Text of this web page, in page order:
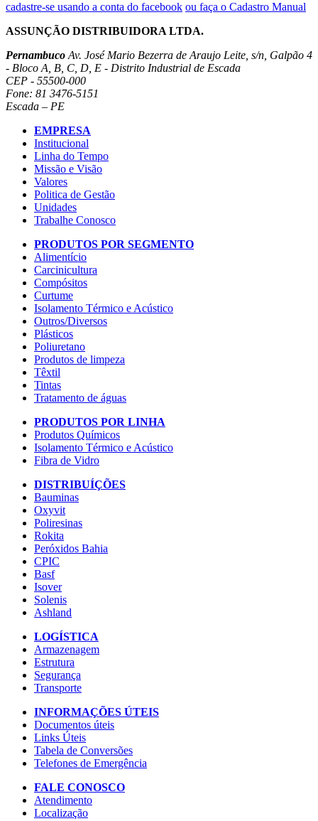
cadastre-se usando a conta do facebook ou faça o Cadastro Manual
ASSUNÇÃO DISTRIBUIDORA LTDA.
Pernambuco Av. José Mario Bezerra de Araujo Leite, s/n, Galpão 4
- Bloco A, B, C, D, E - Distrito Industrial de Escada
CEP - 55500-000
Fone: 81 3476-5151
Escada – PE
EMPRESA
Institucional
Linha do Tempo
Missão e Visão
Valores
Politica de Gestão
Unidades
Trabalhe Conosco
PRODUTOS POR SEGMENTO
Alimentício
Carcinicultura
Compósitos
Curtume
Isolamento Térmico e Acústico
Outros/Diversos
Plásticos
Poliuretano
Produtos de limpeza
Têxtil
Tintas
Tratamento de águas
PRODUTOS POR LINHA
Produtos Químicos
Isolamento Térmico e Acústico
Fibra de Vidro
DISTRIBUÍÇÕES
Bauminas
Oxyvit
Poliresinas
Rokita
Peróxidos Bahia
CPIC
Basf
Isover
Solenis
Ashland
LOGÍSTICA
Armazenagem
Estrutura
Segurança
Transporte
INFORMAÇÕES ÚTEIS
Documentos úteis
Links Úteis
Tabela de Conversões
Telefones de Emergência
FALE CONOSCO
Atendimento
Localização